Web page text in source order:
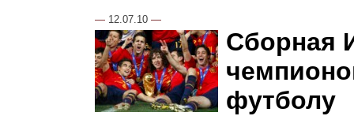
— 12.07.10 —
Сборная
футболу